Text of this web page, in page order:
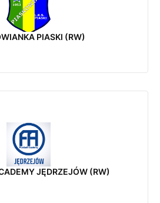
PIASKI (RW)
JĘDRZEJÓW (RW)